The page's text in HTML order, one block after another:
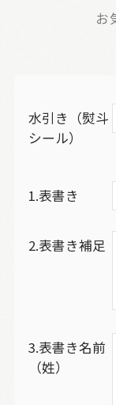
お
水引き（熨斗
シール）
1.表書き
2.表書き補足
3.表書き名前
（姓）